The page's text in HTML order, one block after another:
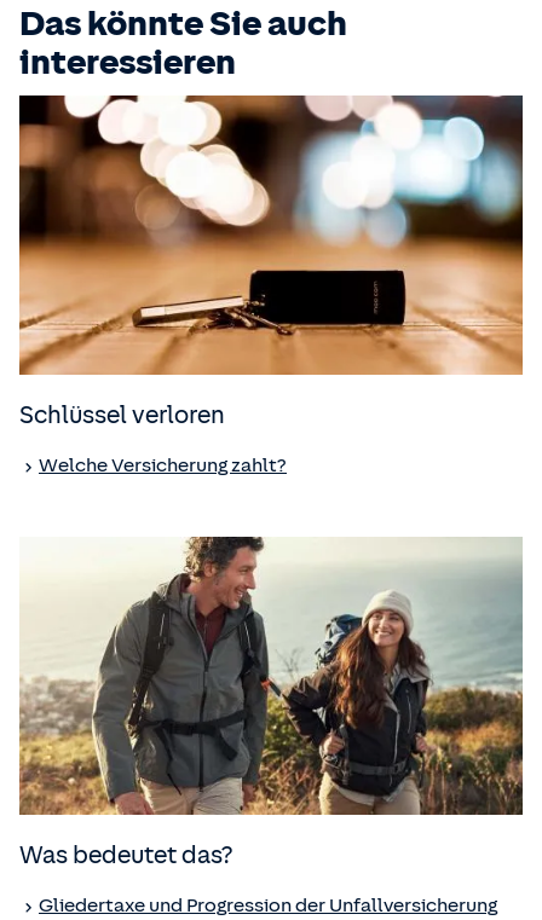
Das könnte Sie auch
interessieren
Schlüssel verloren
Welche Versicherung zahlt?
Was bedeutet das?
Gliedertaxe und Progression der Unfall­versicherung